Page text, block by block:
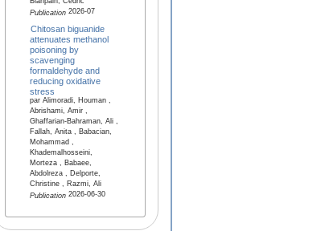
Publication2026-07
Chitosan biguanide
attenuates methanol
poisoning by
scavenging
formaldehyde and
reducing oxidative
stress
par Alimoradi, Houman ,
Abrishami, Amir ,
Ghaffarian-Bahraman, Ali ,
Fallah, Anita , Babacian,
Mohammad ,
Khademalhosseini,
Morteza , Babaee,
Abdolreza , Delporte,
Christine , Razmi, Ali
Publication2026-06-30